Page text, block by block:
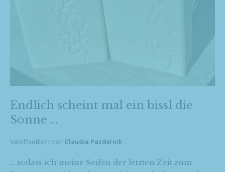
Endlich scheint mal ein bissl die
Sonne …
Veröffentlicht von Claudia Pazdernik
… sodass ich meine Seifen der letzten Zeit zum